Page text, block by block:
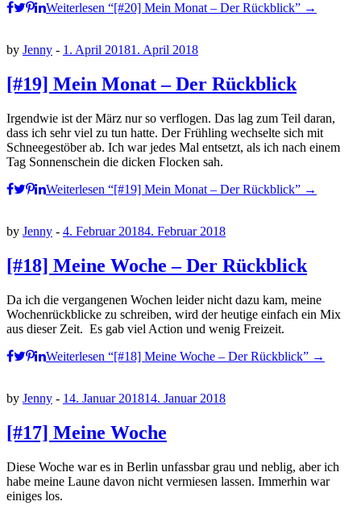
Weiterlesen “[#20] Mein Monat – Der Rückblick” →
by Jenny - 1. April 20181. April 2018
[#19] Mein Monat – Der Rückblick
Irgendwie ist der März nur so verflogen. Das lag zum Teil daran,
dass ich sehr viel zu tun hatte. Der Frühling wechselte sich mit
Schneegestöber ab. Ich war jedes Mal entsetzt, als ich nach einem
Tag Sonnenschein die dicken Flocken sah.
Weiterlesen “[#19] Mein Monat – Der Rückblick” →
by Jenny - 4. Februar 20184. Februar 2018
[#18] Meine Woche – Der Rückblick
Da ich die vergangenen Wochen leider nicht dazu kam, meine
Wochenrückblicke zu schreiben, wird der heutige einfach ein Mix
aus dieser Zeit. Es gab viel Action und wenig Freizeit.
Weiterlesen “[#18] Meine Woche – Der Rückblick” →
by Jenny - 14. Januar 201814. Januar 2018
[#17] Meine Woche
Diese Woche war es in Berlin unfassbar grau und neblig, aber ich
habe meine Laune davon nicht vermiesen lassen. Immerhin war
einiges los.